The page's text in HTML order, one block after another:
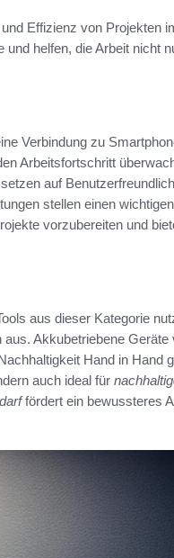
Effizienz von Projekten
und helfen, die Arbeit nicht
Verbindung zu
Arbeitsfortschritt
auf
stellen einen
vorzubereiten und
aus dieser Kategorie
Akkubetriebene Geräte
Hand in Hand
auch ideal für
fördert ein bewussteres